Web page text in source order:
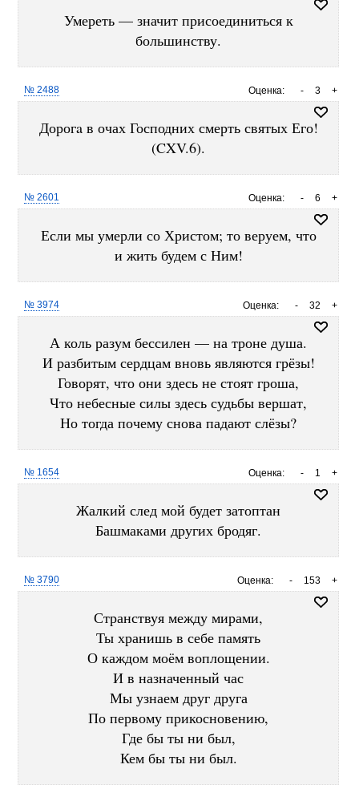
Умереть — значит присоединиться к
большинству.
Оценка: +
3
-
№ 2488
Дорогa в очах Господних смерть святых Его!
(CXV.6).
Оценка: +
6
-
№ 2601
Если мы умерли со Христом; то веруем, что
и жить будем с Ним!
Оценка: +
32
-
№ 3974
А коль разум бессилен — на троне душа.
И разбитым сердцам вновь являются грёзы!
Говорят, что они здесь не стоят гроша,
Что небесные силы здесь судьбы вершат,
Но тогда почему снова падают слёзы?
Оценка: +
1
-
№ 1654
Жалкий след мой будет затоптан
Башмаками других бродяг.
Оценка: +
153
-
№ 3790
Странствуя между мирами,
Ты хранишь в себе память
О каждом моём воплощении.
И в назначенный час
Мы узнаем друг друга
По первому прикосновению,
Где бы ты ни был,
Кем бы ты ни был.